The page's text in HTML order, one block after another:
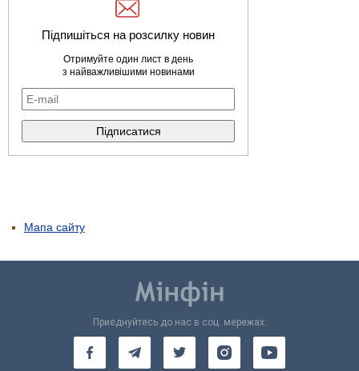
Підпишіться на розсилку новин
Отримуйте один лист в день
з найважливішими новинами
Мапа сайту
Приєднуйтесь до нас в соц. мережах: